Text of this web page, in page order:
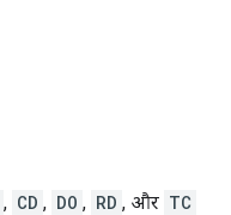
, CD , DO , RD , और TC